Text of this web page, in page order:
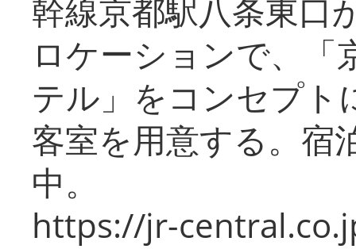
幹線京都駅八条東口
ロケーションで、「
テル」をコンセプト
客室を用意する。宿
中。
https://jr-